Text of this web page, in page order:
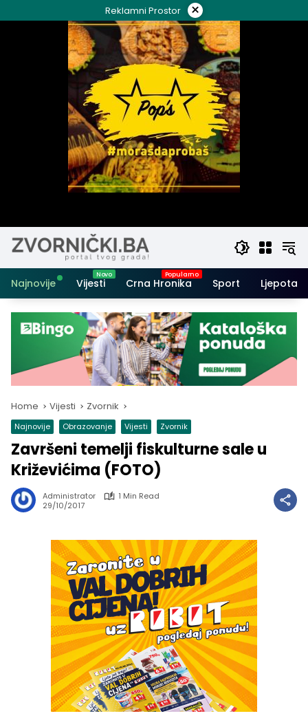
to
Reklamni Prostor ×
Najnovije Vijesti Crna Hronika Sport Ljepota i
Home Vijesti Zvornik
Najnovije Obrazovanje Vijesti Zvornik
Završeni temelji fiskulturne sale u
Križevićima (FOTO)
Administrator
1 Min Read
29/10/2017